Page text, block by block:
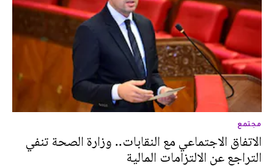
مجتمع
الاتفاق الاجتماعي مع النقابات.. وزارة الصحة تنفي
التراجع عن الالتزامات المالية